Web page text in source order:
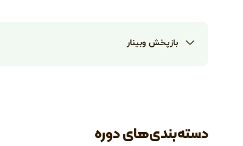
بازپخش وبینار
دسته‌بندی‌های دوره